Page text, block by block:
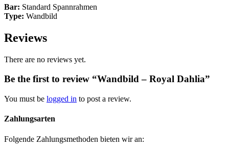
Bar: Standard Spannrahmen
Type: Wandbild
Reviews
There are no reviews yet.
Be the first to review “Wandbild – Royal Dahlia”
You must be logged in to post a review.
Zahlungsarten
Folgende Zahlungsmethoden bieten wir an: